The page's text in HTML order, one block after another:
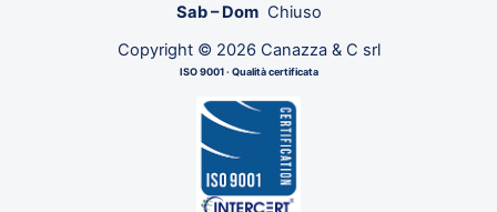
Sab – DomChiuso
Copyright © 2026 Canazza & C srl
ISO 9001 · Qualità certificata